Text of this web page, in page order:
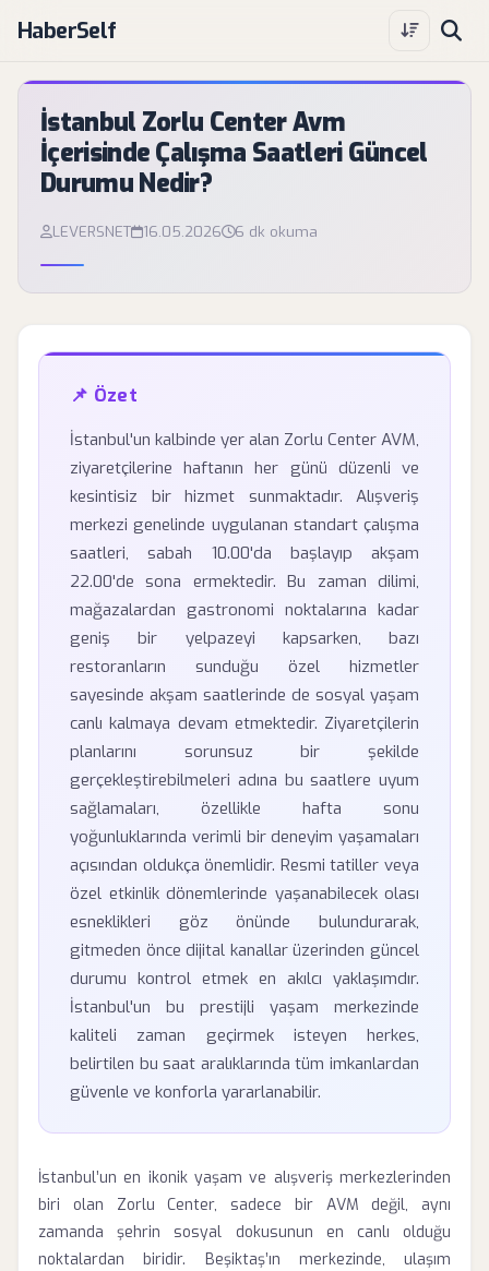
HaberSelf
İstanbul Zorlu Center Avm
İçerisinde Çalışma Saatleri Güncel
Durumu Nedir?
LEVERSNET 16.05.2026 6 dk okuma
📌 Özet
İstanbul'un kalbinde yer alan Zorlu Center AVM,
ziyaretçilerine haftanın her günü düzenli ve
kesintisiz bir hizmet sunmaktadır. Alışveriş
merkezi genelinde uygulanan standart çalışma
saatleri, sabah 10.00'da başlayıp akşam
22.00'de sona ermektedir. Bu zaman dilimi,
mağazalardan gastronomi noktalarına kadar
geniş bir yelpazeyi kapsarken, bazı
restoranların sunduğu özel hizmetler
sayesinde akşam saatlerinde de sosyal yaşam
canlı kalmaya devam etmektedir. Ziyaretçilerin
planlarını sorunsuz bir şekilde
gerçekleştirebilmeleri adına bu saatlere uyum
sağlamaları, özellikle hafta sonu
yoğunluklarında verimli bir deneyim yaşamaları
açısından oldukça önemlidir. Resmi tatiller veya
özel etkinlik dönemlerinde yaşanabilecek olası
esneklikleri göz önünde bulundurarak,
gitmeden önce dijital kanallar üzerinden güncel
durumu kontrol etmek en akılcı yaklaşımdır.
İstanbul'un bu prestijli yaşam merkezinde
kaliteli zaman geçirmek isteyen herkes,
belirtilen bu saat aralıklarında tüm imkanlardan
güvenle ve konforla yararlanabilir.
İstanbul’un en ikonik yaşam ve alışveriş merkezlerinden
biri olan Zorlu Center, sadece bir AVM değil, aynı
zamanda şehrin sosyal dokusunun en canlı olduğu
noktalardan biridir. Beşiktaş’ın merkezinde, ulaşım